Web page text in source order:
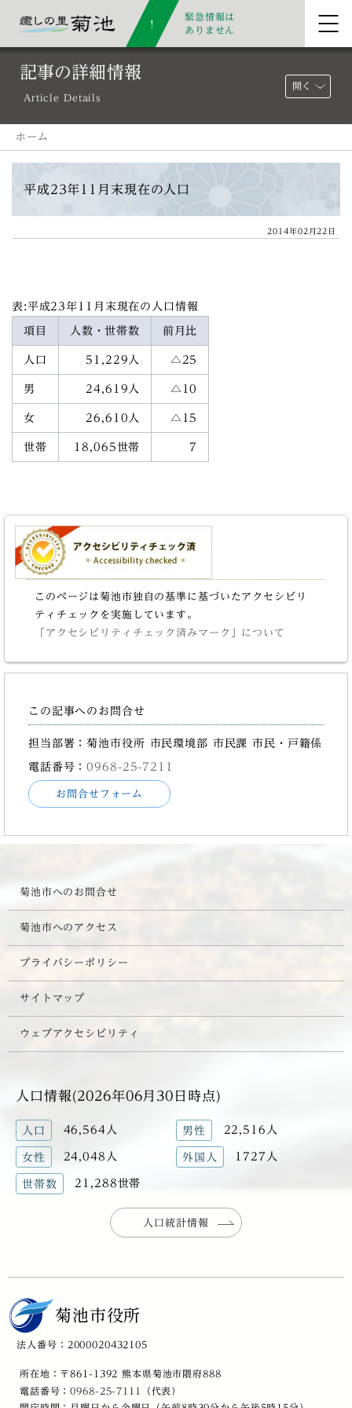
緊急情報は
ありません
記事の詳細情報
Article Details
開く
ホーム
平成23年11月末現在の人口
2014年02月22日
表:平成23年11月末現在の人口情報
項目 人数・世帯数 前月比
人口 51,229人 △25
男 24,619人 △10
女 26,610人 △15
世帯 18,065世帯 7
このページは菊池市独自の基準に基づいたアクセシビリ
ティチェックを実施しています。
「アクセシビリティチェック済みマーク」について
この記事へのお問合せ
担当部署：菊池市役所 市民環境部 市民課 市民・戸籍係
電話番号：0968-25-7211
お問合せフォーム
菊池市へのお問合せ
菊池市へのアクセス
プライバシーポリシー
サイトマップ
ウェブアクセシビリティ
人口情報(2026年06月30日時点)
人口 46,564人 男性 22,516人
女性 24,048人 外国人 1727人
世帯数 21,288世帯
人口統計情報
菊池市役所
法人番号：2000020432105
所在地：〒861-1392 熊本県菊池市隈府888
電話番号：0968-25-7111
（代表）